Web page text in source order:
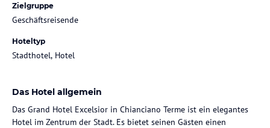
Zielgruppe
Geschäftsreisende
Hoteltyp
Stadthotel, Hotel
Das Hotel allgemein
Das Grand Hotel Excelsior in Chianciano Terme ist ein elegantes
Hotel im Zentrum der Stadt. Es bietet seinen Gästen einen